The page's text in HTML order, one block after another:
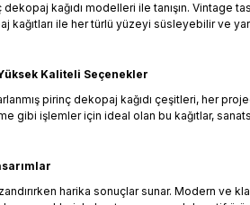
kağıdı modelleri ile tanışın.
ile her türlü yüzeyi süsleyebilir ve
Kaliteli Seçenekler
pirinç dekopaj kağıdı çeşitleri, her
gibi işlemler için ideal olan bu kağıtlar,
harika sonuçlar sunar. Modern ve